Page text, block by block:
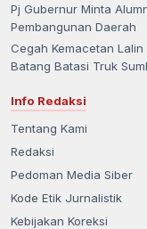
Pj Gubernur Minta
Pembangunan Daerah
Cegah Kemacetan
Batang Batasi Truk
Info Redaksi
Tentang Kami
Redaksi
Pedoman Media Siber
Kode Etik Jurnalistik
Kebijakan Koreksi